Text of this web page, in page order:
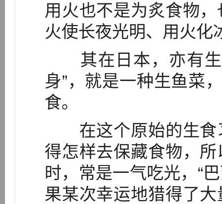
用火也不是为炙食物
火使长夜光明、用火化
其在日本，亦有生
身”，就是一种生鱼菜
食。
在这个原始的生食
得怎样去保藏食物，
时，常是一气吃光，“
果某次幸运地猎得了